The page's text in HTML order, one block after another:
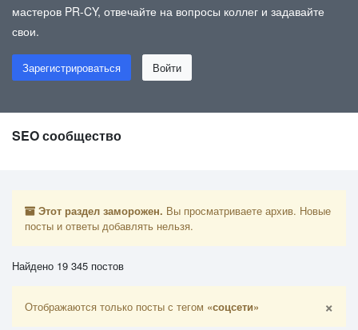
мастеров PR-CY, отвечайте на вопросы коллег и задавайте
свои.
Зарегистрироваться Войти
SEO сообщество
Этот раздел заморожен. Вы просматриваете архив. Новые
посты и ответы добавлять нельзя.
Найдено 19 345 постов
Отображаются только посты с тегом «соцсети» ×